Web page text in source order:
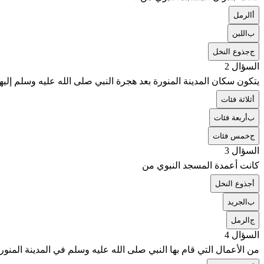
أ الرمل
ب اللبن
ججذوع النخل
السؤال 2
يتكون سكان المدينة المنورة بعد هجرة النبي صلى الله عليه وسلم
أثلاثة فئات
بأربعة فئات
جخمس فئات
السؤال 3
كانت أعمدة المسجد النبوي من
أجذوع النخل
ب الجريد
ج الرمل
السؤال 4
من الأعمال التي قام بها النبي صلى الله عليه وسلم في المدينة